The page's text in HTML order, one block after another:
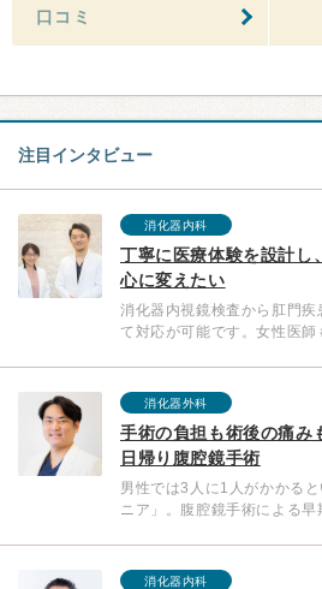
口コミ
注目インタビュー
消化器内科
丁寧に医療体験を設計し
心に変えたい
消化器内視鏡検査から肛門
て対応が可能です。女性医師
消化器外科
手術の負担も術後の痛み
日帰り腹腔鏡手術
男性では3人に1人がかかる
ニア」。腹腔鏡手術による早
消化器内科